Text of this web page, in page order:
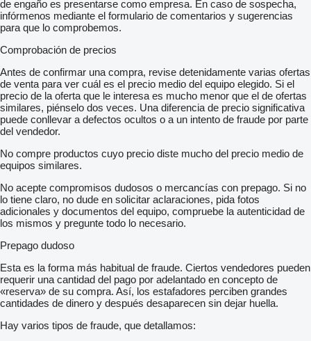
de engaño es presentarse como empresa. En caso de sospecha,
infórmenos mediante el formulario de comentarios y sugerencias
para que lo comprobemos.
Comprobación de precios
Antes de confirmar una compra, revise detenidamente varias ofertas
de venta para ver cuál es el precio medio del equipo elegido. Si el
precio de la oferta que le interesa es mucho menor que el de ofertas
similares, piénselo dos veces. Una diferencia de precio significativa
puede conllevar a defectos ocultos o a un intento de fraude por parte
del vendedor.
No compre productos cuyo precio diste mucho del precio medio de
equipos similares.
No acepte compromisos dudosos o mercancías con prepago. Si no
lo tiene claro, no dude en solicitar aclaraciones, pida fotos
adicionales y documentos del equipo, compruebe la autenticidad de
los mismos y pregunte todo lo necesario.
Prepago dudoso
Esta es la forma más habitual de fraude. Ciertos vendedores pueden
requerir una cantidad del pago por adelantado en concepto de
«reserva» de su compra. Así, los estafadores perciben grandes
cantidades de dinero y después desaparecen sin dejar huella.
Hay varios tipos de fraude, que detallamos: